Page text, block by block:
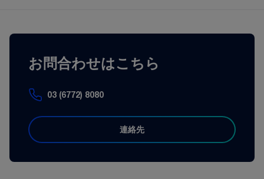
お問合わせはこちら
03 (6772) 8080
連絡先